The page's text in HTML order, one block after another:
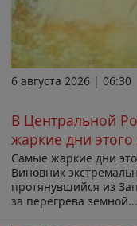
6 августа 2026 | 06:30
В Центральной
жаркие дни этого
Самые жаркие дни
Виновник
протянувшийся из
за перегрева земной...